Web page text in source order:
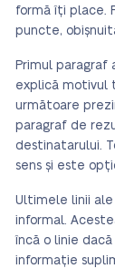
formă îți place.
puncte,
Primul paragraf
explică motivul
următoare
paragraf de
destinatarului.
sens și este
Ultimele linii ale
informal.
încă o linie dacă
informație